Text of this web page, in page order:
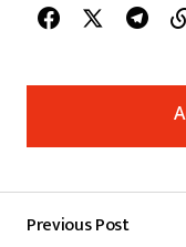
Previous Post